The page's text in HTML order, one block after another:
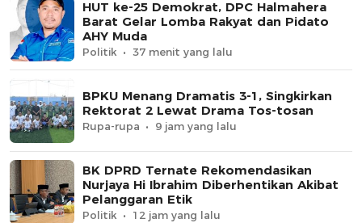
HUT ke-25 Demokrat, DPC Halmahera
Barat Gelar Lomba Rakyat dan Pidato
AHY Muda
Politik 37 menit yang lalu
BPKU Menang Dramatis 3-1, Singkirkan
Rektorat 2 Lewat Drama Tos-tosan
Rupa-rupa 9 jam yang lalu
BK DPRD Ternate Rekomendasikan
Nurjaya Hi Ibrahim Diberhentikan Akibat
Pelanggaran Etik
Politik 12 jam yang lalu